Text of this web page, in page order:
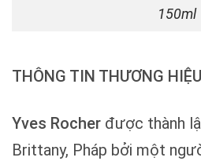
150ml
THÔNG TIN THƯƠNG
Yves Rocher được thành
Brittany, Pháp bởi một